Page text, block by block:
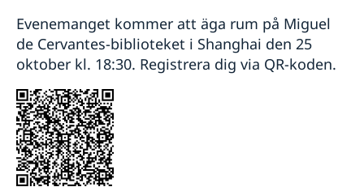
Evenemanget kommer att äga rum på Miguel
de Cervantes-biblioteket i Shanghai den 25
oktober kl. 18:30. Registrera dig via QR-koden.